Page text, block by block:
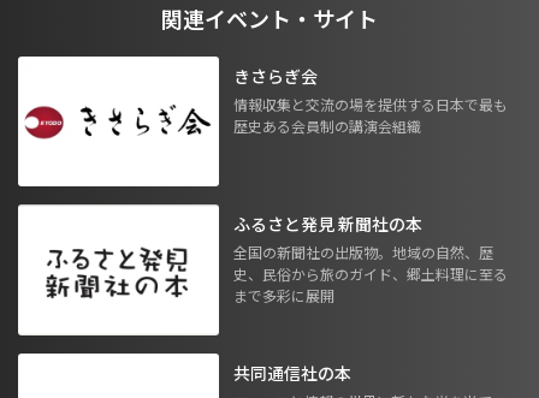
関連イベント・サイト
きさらぎ会
情報収集と交流の場を提供する日本で最も
歴史ある会員制の講演会組織
ふるさと発見 新聞社の本
全国の新聞社の出版物。地域の自然、歴
史、民俗から旅のガイド、郷土料理に至る
まで多彩に展開
共同通信社の本